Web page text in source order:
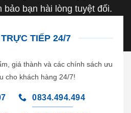
bảo bạn hài lòng tuyệt đối.
TIẾP 24/7
giá thành và các chính sách ưu
cho khách hàng 24/7!
0834.494.494